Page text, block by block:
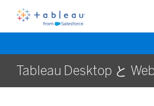
Tableau Desktop と